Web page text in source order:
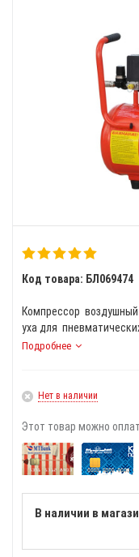
Код товара: БЛ069474
Компрессор
уха для
Подробнее
Нет в наличии
Этот товар можно
В наличии в